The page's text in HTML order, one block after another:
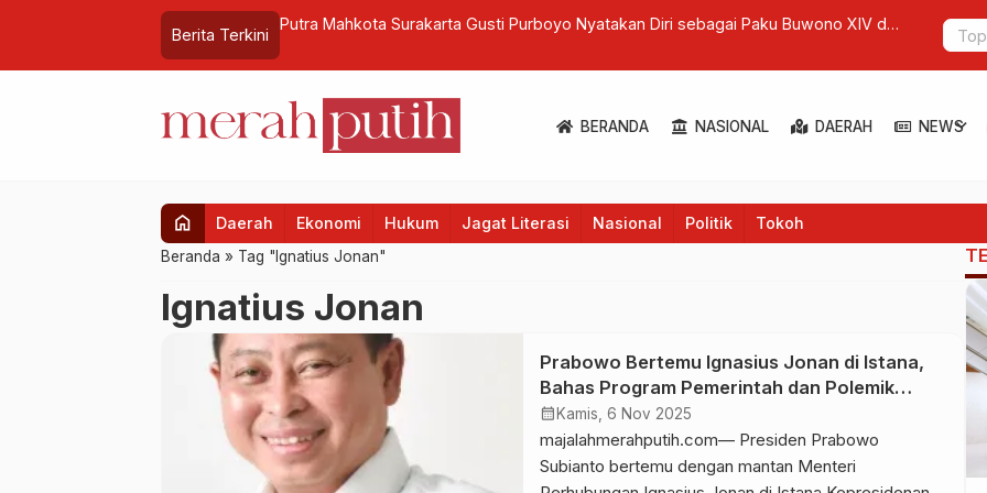
Berita Terkini
Putra Mahkota Surakarta Gusti Purboyo Nyatakan Diri sebagai Paku Buwono XIV di
KONI
Kasus
BERANDA NASIONAL DAERAH NEWS
expand_more
home Daerah Ekonomi Hukum Jagat Literasi Nasional Politik Tokoh
Beranda » Tag "Ignatius Jonan"
Ignatius Jonan
Prabowo Bertemu Ignasius Jonan di Istana,
Bahas Program Pemerintah dan Polemik
Kereta Cepat Whoosh
calendar_month Kamis, 6 Nov 2025
majalahmerahputih.com— Presiden Prabowo
Subianto bertemu dengan mantan Menteri